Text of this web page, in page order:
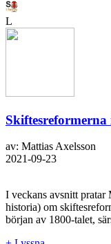
L
Skiftesreformerna
av: Mattias Axelsson
2021-09-23
I veckans avsnitt pratar
historia) om
början av 1800-talet,